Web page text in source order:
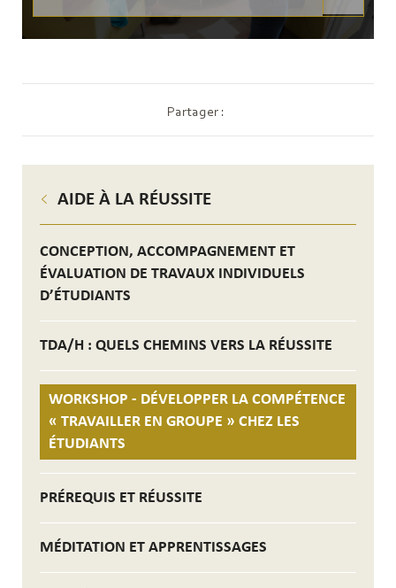
AIDE À LA RÉUSSITE
CONCEPTION, ACCOMPAGNEMENT ET
ÉVALUATION DE TRAVAUX INDIVIDUELS
D’ÉTUDIANTS
TDA/H : QUELS CHEMINS VERS LA RÉUSSITE
WORKSHOP - DÉVELOPPER LA COMPÉTENCE
« TRAVAILLER EN GROUPE » CHEZ LES
ÉTUDIANTS
PRÉREQUIS ET RÉUSSITE
MÉDITATION ET APPRENTISSAGES
Partager :